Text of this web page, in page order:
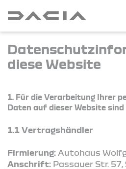
diese Website
1. Für die Verarbeitung Ihrer
Daten auf dieser Website
1.1 Vertragshändler
Firmierung: Autohaus
Anschrift: Passauer Str.